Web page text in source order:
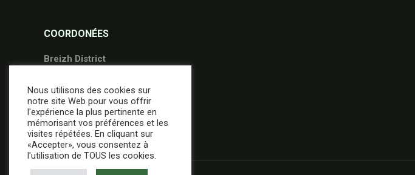
COORDONÉES
Breizh District
56000 Vannes
02.97.49.95.09
contact@breizh-district.com
Nous utilisons des cookies sur
notre site Web pour vous offrir
l'expérience la plus pertinente en
mémorisant vos préférences et les
visites répétées. En cliquant sur
«Accepter», vous consentez à
l'utilisation de TOUS les cookies.